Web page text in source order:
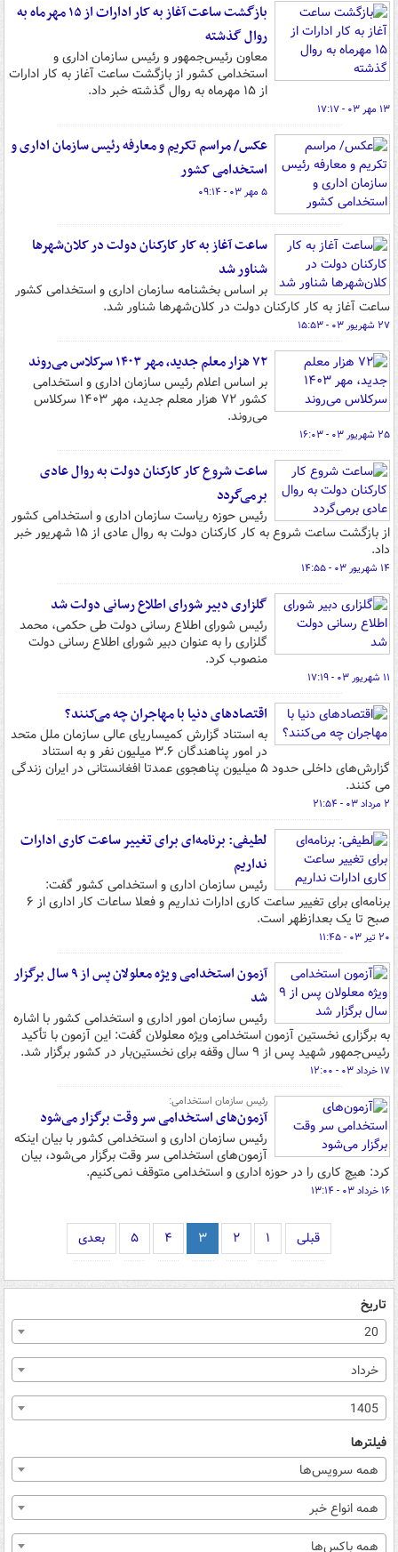
بازگشت ساعت آغاز به کار ادارات از ۱۵ مهرماه به
روال گذشته
معاون رئیس‌جمهور و رئیس سازمان اداری و
استخدامی کشور از بازگشت ساعت آغاز به کار ادارات
از ۱۵ مهرماه به روال گذشته خبر داد.
۱۳ مهر ۰۳ - ۱۷:۱۷
عکس/ مراسم تکریم و معارفه رئیس سازمان اداری و
استخدامی کشور
۵ مهر ۰۳ - ۰۹:۱۴
ساعت آغاز به کار کارکنان دولت در کلان‌شهرها
شناور شد
بر اساس بخشنامه سازمان اداری و استخدامی کشور
ساعت آغاز به کار کارکنان دولت در کلان‌شهرها شناور شد.
۲۷ شهریور ۰۳ - ۱۵:۵۳
۷۲ هزار معلم جدید، مهر ۱۴۰۳ سرکلاس می‌روند
بر اساس اعلام رئیس سازمان اداری و استخدامی
کشور ۷۲ هزار معلم جدید، مهر ۱۴۰۳ سرکلاس
می‌روند.
۲۵ شهریور ۰۳ - ۱۶:۰۳
ساعت شروع کار کارکنان دولت به روال عادی
برمی‌گردد
رئیس حوزه ریاست سازمان اداری و استخدامی کشور
از بازگشت ساعت شروع به کار کارکنان دولت به روال عادی از ۱۵ شهریور خبر
داد.
۱۴ شهریور ۰۳ - ۱۴:۵۵
گلزاری دبیر شورای اطلاع رسانی دولت شد
رئیس شورای اطلاع رسانی دولت طی حکمی، محمد
گلزاری را به عنوان دبیر شورای اطلاع رسانی دولت
منصوب کرد.
۱۱ شهریور ۰۳ - ۱۷:۱۹
اقتصادهای دنیا با مهاجران چه می‌کنند؟
به استناد گزارش کمیساریای عالی سازمان ملل متحد
در امور پناهندگان ۳.۶ میلیون نفر و به استناد
گزارش‌های داخلی حدود ۵ میلیون پناهجوی عمدتا افغانستانی در ایران زندگی
می کنند.
۲ مرداد ۰۳ - ۲۱:۵۴
لطیفی: برنامه‌ای برای تغییر ساعت کاری ادارات
نداریم
رئیس سازمان اداری و استخدامی کشور گفت:
برنامه‌ای برای تغییر ساعت کاری ادارات نداریم و فعلا ساعات کار اداری از ۶
صبح تا یک بعدازظهر است.
۲۰ تیر ۰۳ - ۱۱:۴۵
آزمون استخدامی ویژه معلولان پس از ۹ سال برگزار
شد
رئیس سازمان امور اداری و استخدامی کشور با اشاره
به برگزاری نخستین آزمون استخدامی ویژه معلولان گفت: این آزمون با تأکید
رئیس‌جمهور شهید پس از ۹ سال وقفه برای نخستین‌بار در کشور برگزار شد.
۱۷ خرداد ۰۳ - ۱۲:۰۰
رئیس سازمان استخدامی:
آزمون‌های استخدامی سر وقت برگزار می‌شود
رئیس سازمان اداری و استخدامی کشور با بیان اینکه
آزمون‌های استخدامی سر وقت برگزار می‌شود، بیان
کرد: هیچ کاری را در حوزه اداری و استخدامی متوقف نمی‌کنیم.
۱۶ خرداد ۰۳ - ۱۳:۱۴
قبلی ۱ ۲ ۳ ۴ ۵ بعدی
تاریخ
20
خرداد
1405
فیلترها
همه سرویس‌ها
همه انواع خبر
همه باکس‌ها